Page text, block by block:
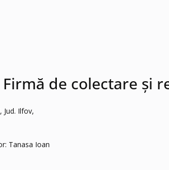
- Firmă de colectare
Jud. Ilfov,
Tanasa Ioan